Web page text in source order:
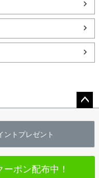
へ
ントプレゼント
ーポン配布中！